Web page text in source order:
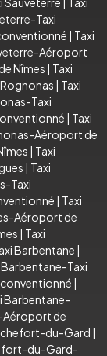
Taxi
| Taxi
Aéroport
Nîmes | Taxi
| Taxi
Taxi
| Taxi
Aéroport de
| Taxi
| Taxi
Taxi
| Taxi
Aéroport de
| Taxi
Barbentane |
Taxi
|
Barbentane-
Aéroport de
du-Gard |
du-Gard-